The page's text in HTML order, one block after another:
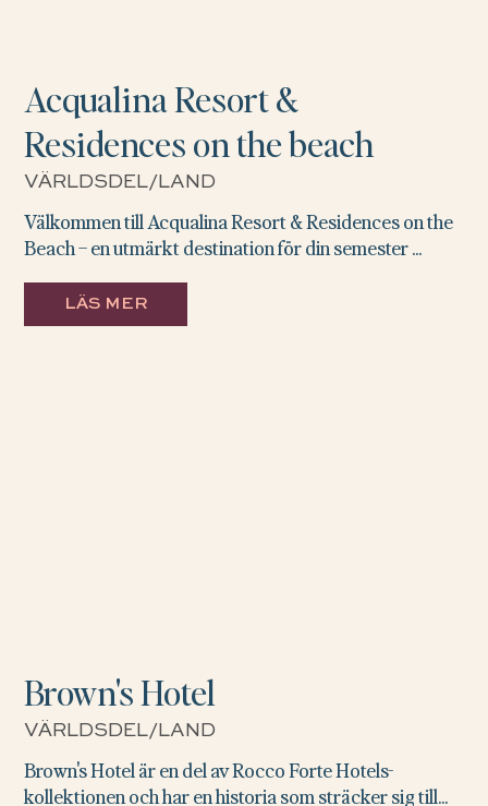
Acqualina Resort &
Residences on the beach
VÄRLDSDEL/LAND
Välkommen till Acqualina Resort & Residences on the
Beach – en utmärkt destination för din semester ...
LÄS MER
Brown's Hotel
VÄRLDSDEL/LAND
Brown's Hotel är en del av Rocco Forte Hotels-
kollektionen och har en historia som sträcker sig till...